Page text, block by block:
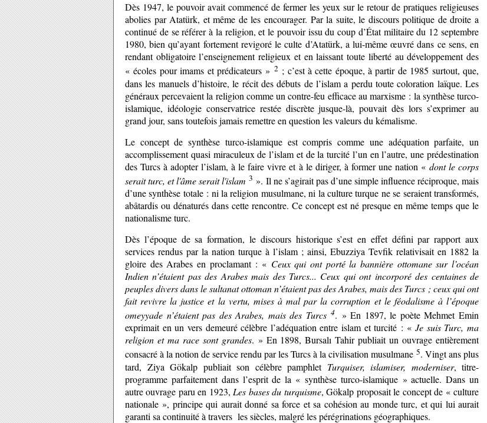
Dès 1947, le pouvoir avait commencé de fermer les yeux sur le retour de pratiques religieuses
abolies par Atatürk, et même de les encourager. Par la suite, le discours politique de droite a
continué de se référer à la religion, et le pouvoir issu du coup d’État militaire du 12 septembre
1980, bien qu’ayant fortement revigoré le culte d’Atatürk, a lui-même œuvré dans ce sens, en
rendant obligatoire l’enseignement religieux et en laissant toute liberté au développement des
« écoles pour imams et prédicateurs » 2; c’est à cette époque, à partir de 1985 surtout, que,
dans les manuels d’histoire, le récit des débuts de l’islam a perdu toute coloration laïque. Les
généraux percevaient la religion comme un contre-feu efficace au marxisme : la synthèse turco-
islamique, idéologie conservatrice restée discrète jusque-là, pouvait dès lors s’exprimer au
grand jour, sans toutefois jamais remettre en question les valeurs du kémalisme.
Le concept de synthèse turco-islamique est compris comme une adéquation parfaite, un
accomplissement quasi miraculeux de l’islam et de la turcité l’un en l’autre, une prédestination
des Turcs à adopter l’islam, à le faire vivre et à le diriger, à former une nation « dont le corps
serait turc, et l'âme serait l'islam 3 ». Il ne s’agirait pas d’une simple influence réciproque, mais
d’une synthèse totale : ni la religion musulmane, ni la culture turque ne se seraient transformés,
abâtardis ou dénaturés dans cette rencontre. Ce concept est né presque en même temps que le
nationalisme turc.
Dès l’époque de sa formation, le discours historique s’est en effet défini par rapport aux
services rendus par la nation turque à l’islam ; ainsi, Ebuzziya Tevfik relativisait en 1882 la
gloire des Arabes en proclamant : « Ceux qui ont porté la bannière ottomane sur l’océan
Indien n’étaient pas des Arabes mais des Turcs... Ceux qui ont incorporé des centaines de
peuples divers dans le sultanat ottoman n’étaient pas des Arabes, mais des Turcs ; ceux qui ont
fait revivre la justice et la vertu, mises à mal par la corruption et le féodalisme à l’époque
omeyyade n’étaient pas des Arabes, mais des Turcs4. » En 1897, le poète Mehmet Emin
exprimait en un vers demeuré célèbre l’adéquation entre islam et turcité : «Je suis Turc, ma
religion et ma race sont grandes. » En 1898, Bursalı Tahir publiait un ouvrage entièrement
consacré à la notion de service rendu par les Turcs à la civilisation musulmane 5. Vingt ans plus
tard, Ziya Gökalp publiait son célèbre pamphlet Turquiser, islamiser, moderniser, titre-
programme parfaitement dans l’esprit de la « synthèse turco-islamique » actuelle. Dans un
autre ouvrage paru en 1923, Les bases du turquisme, Gökalp proposait le concept de « culture
nationale », principe qui aurait donné sa force et sa cohésion au monde turc, et qui lui aurait
garanti sa continuité à travers les siècles, malgré les pérégrinations géographiques.